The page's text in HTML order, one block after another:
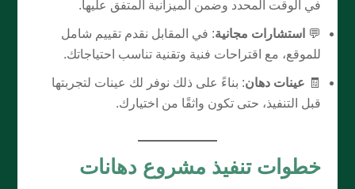
في الوقت المحدد وضمن الميزانية المتفق عليها.
💬 استشارات مجانية: في المقابل نقدم تقييم شامل
للموقع، مع اقتراحات فنية وتقنية تناسب احتياجاتك.
🧾 عينات دهان: بناءً على ذلك نوفر لك عينات لتجربتها
قبل التنفيذ، حتى تكون واثقًا من اختيارك.
خطوات تنفيذ مشروع دهانات